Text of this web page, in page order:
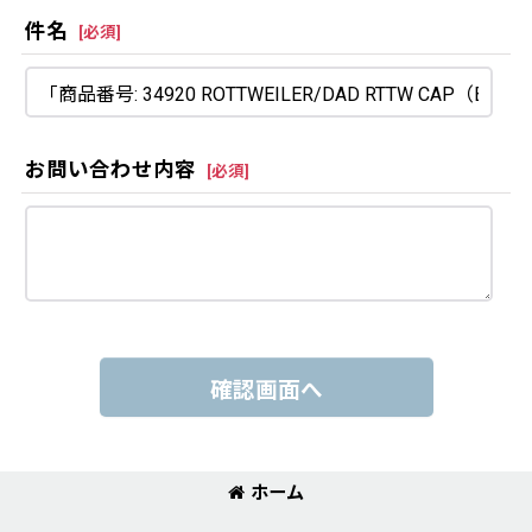
件名 [必須]
お問い合わせ内容 [必須]
確認画面へ
ホーム